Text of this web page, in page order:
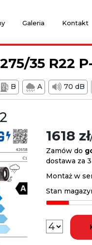
Galeria Kontakt
35 R22
B A 70 dB
1618 zł
Zamów do
dostawa za
Montaż w
Stan